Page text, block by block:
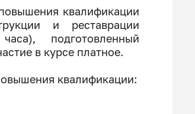
квалификации
и реставрации
подготовленный
в курсе платное.
квалификации: